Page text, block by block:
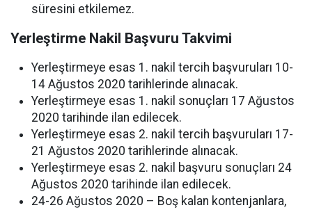
süresini etkilemez.
Yerleştirme Nakil Başvuru Takvimi
Yerleştirmeye esas 1. nakil tercih başvuruları 10-
14 Ağustos 2020 tarihlerinde alınacak.
Yerleştirmeye esas 1. nakil sonuçları 17 Ağustos
2020 tarihinde ilan edilecek.
Yerleştirmeye esas 2. nakil tercih başvuruları 17-
21 Ağustos 2020 tarihlerinde alınacak.
Yerleştirmeye esas 2. nakil başvuru sonuçları 24
Ağustos 2020 tarihinde ilan edilecek.
24-26 Ağustos 2020 – Boş kalan kontenjanlara,